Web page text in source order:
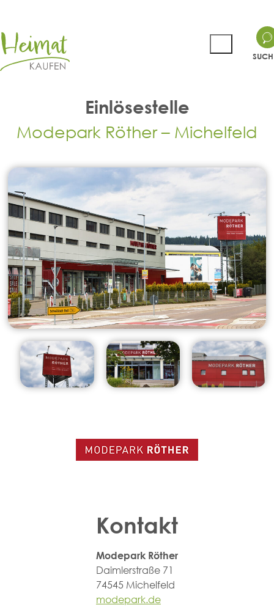
Einlösestelle
Modepark Röther – Michelfeld
Kontakt
Modepark Röther
Daimlerstraße 71
74545 Michelfeld
modepark.de